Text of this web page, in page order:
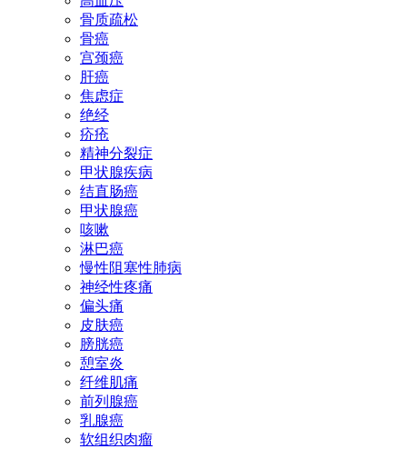
骨质疏松
骨癌
宫颈癌
肝癌
焦虑症
绝经
疥疮
精神分裂症
甲状腺疾病
结直肠癌
甲状腺癌
咳嗽
淋巴癌
慢性阻塞性肺病
神经性疼痛
偏头痛
皮肤癌
膀胱癌
憩室炎
纤维肌痛
前列腺癌
乳腺癌
软组织肉瘤